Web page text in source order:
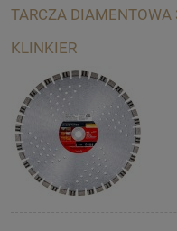
TARCZA
KLINKIER